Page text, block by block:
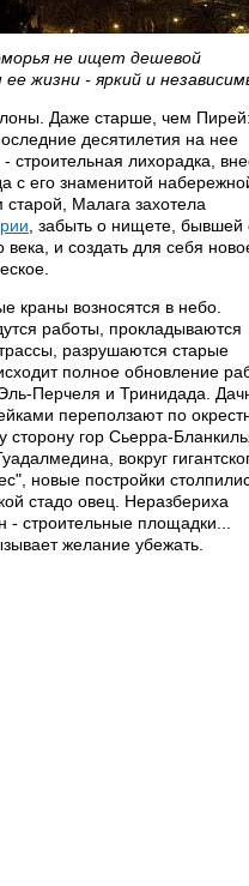
не ищет дешевой
жизни - яркий и
Даже старше, чем Пирей:
десятилетия на нее
строительная лихорадка,
с его знаменитой
старой, Малага захотела
, забыть о нищете, бывшей
и создать для себя
краны возносятся в небо.
работы, прокладываются
разрушаются старые
полное обновление
Перчеля и Тринидада.
переползают по
сторону гор Сьерра-
вокруг
новые постройки
стадо овец. Неразбериха
- строительные площадки...
желание убежать.